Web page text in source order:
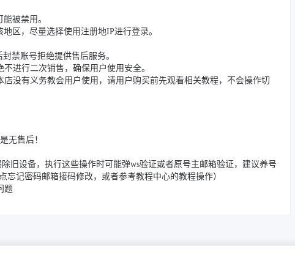
被禁用。
区，尽量选择使用注册地IP进行登录。
禁账号拒绝提供售后服务。
进行二次销售，确保用户使用安全。
没有义务教会用户使用，请用户购买前先观看相关教程，不会操作切
无售后！
旧设备，执行这些操作时可能弹ws验证或者原号主邮箱验证，建议养号
记密码邮箱接码修改，或者参考教程中心的教程操作）
题